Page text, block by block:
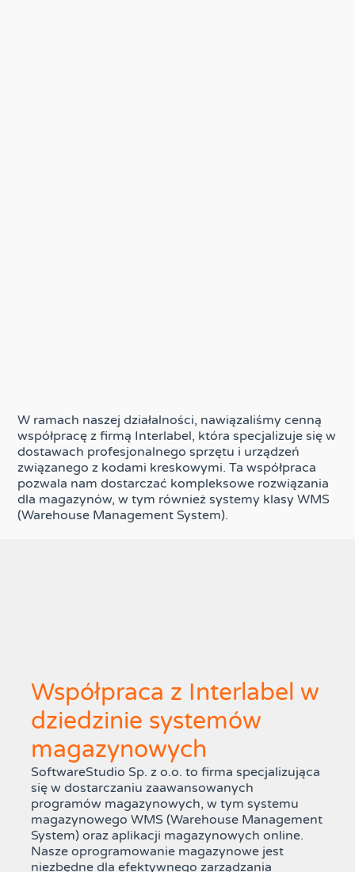
W ramach naszej działalności, nawiązaliśmy cenną
współpracę z firmą Interlabel, która specjalizuje się w
dostawach profesjonalnego sprzętu i urządzeń
związanego z kodami kreskowymi. Ta współpraca
pozwala nam dostarczać kompleksowe rozwiązania
dla magazynów, w tym również systemy klasy WMS
(Warehouse Management System).
Współpraca z Interlabel w
dziedzinie systemów
magazynowych
SoftwareStudio Sp. z o.o. to firma specjalizująca
się w dostarczaniu zaawansowanych
programów magazynowych, w tym systemu
magazynowego WMS (Warehouse Management
System) oraz aplikacji magazynowych online.
Nasze oprogramowanie magazynowe jest
niezbędne dla efektywnego zarządzania